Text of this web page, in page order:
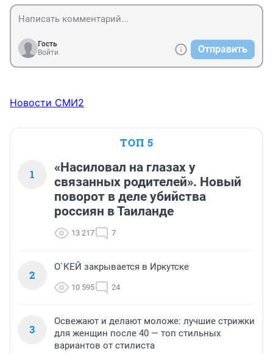
Гость
Войти
Отправить
Новости СМИ2
ТОП 5
1
«Насиловал на глазах у
связанных родителей». Новый
поворот в деле убийства
россиян в Таиланде
13 217 7
2
О`КЕЙ закрывается в Иркутске
10 595 24
3
Освежают и делают моложе: лучшие стрижки
для женщин после 40 — топ стильных
вариантов от стилиста